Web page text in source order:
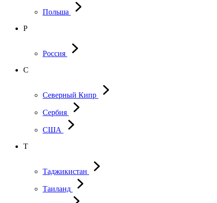
Польша
Р
Россия
С
Северный Кипр
Сербия
США
Т
Таджикистан
Таиланд